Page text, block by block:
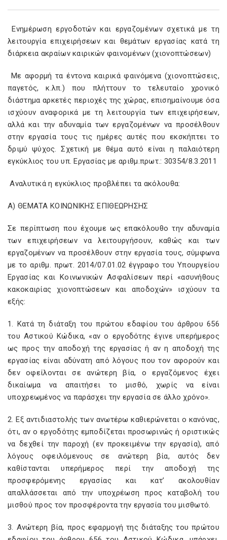
Ενημέρωση εργοδοτών και εργαζομένων σχετικά με τη
λειτουργία επιχειρήσεων και θεμάτων εργασίας κατά τη
διάρκεια ακραίων καιρικών φαινομένων (χιονοπτώσεων)
Με αφορμή τα έντονα καιρικά φαινόμενα (χιονοπτώσεις,
παγετός, κ.λπ.) που πλήττουν το τελευταίο χρονικό
διάστημα αρκετές περιοχές της χώρας, επισημαίνουμε όσα
ισχύουν αναφορικά με τη λειτουργία των επιχειρήσεων,
αλλά και την αδυναμία των εργαζομένων να προσέλθουν
στην εργασία τους τις ημέρες αυτές που εκσκήπτει το
δριμύ ψύχος. Σχετική με θέμα αυτό είναι η παλαιότερη
εγκύκλιος του υπ. Εργασίας με αριθμ.πρωτ.: 30354/8.3.2011
Αναλυτικά η εγκύκλιος προβλέπει τα ακόλουθα:
A) ΘΕΜΑΤΑ ΚΟΙΝΩΝΙΚΗΣ ΕΠΙΘΕΩΡΗΣΗΣ
Σε περίπτωση που έχουμε ως επακόλουθο την αδυναμία
των επιχειρήσεων να λειτουργήσουν, καθώς και των
εργαζομένων να προσέλθουν στην εργασία τους, σύμφωνα
με το αριθμ. πρωτ. 2014/07.01.02 έγγραφο του Υπουργείου
Εργασίας και Κοινωνικών Ασφαλίσεων περί «ασυνήθους
κακοκαιρίας χιονοπτώσεων και αποδοχών» ισχύουν τα
εξής:
1. Κατά τη διάταξη του πρώτου εδαφίου του άρθρου 656
του Αστικού Κώδικα, «αν ο εργοδότης έγινε υπερήμερος
ως προς την αποδοχή της εργασίας ή αν η αποδοχή της
εργασίας είναι αδύνατη από λόγους που τον αφορούν και
δεν οφείλονται σε ανώτερη βία, ο εργαζόμενος έχει
δικαίωμα να απαιτήσει το μισθό, χωρίς να είναι
υποχρεωμένος να παράσχει την εργασία σε άλλο χρόνο».
2. Εξ αντιδιαστολής των ανωτέρω καθιερώνεται ο κανόνας,
ότι, αν ο εργοδότης εμποδίζεται προσωρινώς ή οριστικώς
να δεχθεί την παροχή (εν προκειμένω την εργασία), από
λόγους οφειλόμενους σε ανώτερη βία, αυτός δεν
καθίστανται υπερήμερος περί την αποδοχή της
προσφερόμενης εργασίας και κατ’ ακολουθίαν
απαλλάσσεται από την υποχρέωση προς καταβολή του
μισθού προς τον προσφέροντα την εργασία του μισθωτό.
3. Ανώτερη βία, προς εφαρμογή της διάταξης του πρώτου